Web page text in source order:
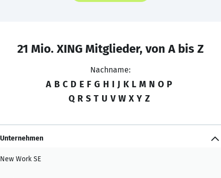
21 Mio. XING Mitglieder, von A bis Z
Nachname:
A B C D E F G H I J K L M N O P
Q R S T U V W X Y Z
Unternehmen
New Work SE